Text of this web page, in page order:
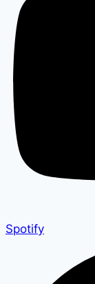
Spotify